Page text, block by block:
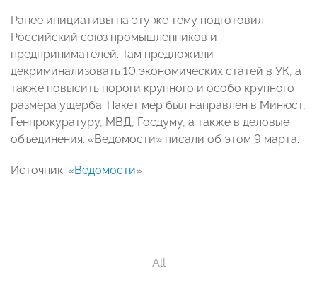
Ранее инициативы на эту же тему подготовил
Российский союз промышленников и
предпринимателей. Там предложили
декриминализовать 10 экономических статей в УК, а
также повысить пороги крупного и особо крупного
размера ущерба. Пакет мер был направлен в Минюст,
Генпрокуратуру, МВД, Госдуму, а также в деловые
объединения. «Ведомости» писали об этом 9 марта.
Источник: «Ведомости»
All